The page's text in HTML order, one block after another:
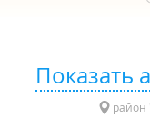
Показать